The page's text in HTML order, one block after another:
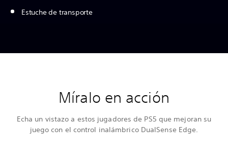
Estuche de transporte
Míralo en acción
Echa un vistazo a estos jugadores de PS5 que mejoran su
juego con el control inalámbrico DualSense Edge.